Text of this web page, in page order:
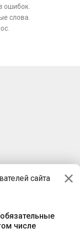
сайта
числе
ошибок.
слова.
т Независимости